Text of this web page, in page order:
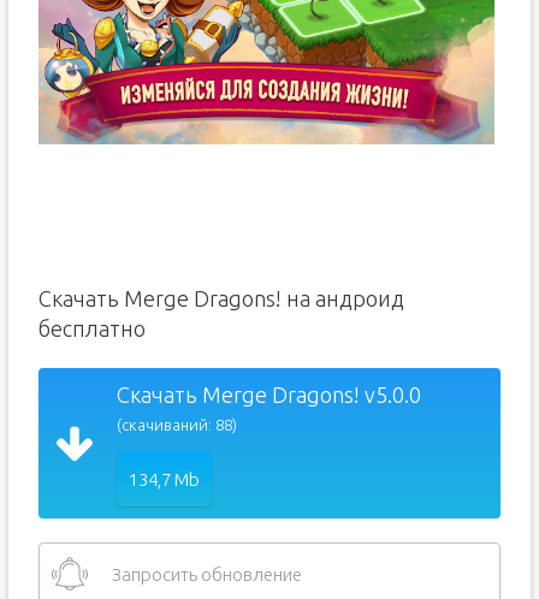
Скачать Merge Dragons! на андроид
бесплатно
Скачать Merge Dragons! v5.0.0
(скачиваний: 88)
134,7 Mb
Запросить обновление